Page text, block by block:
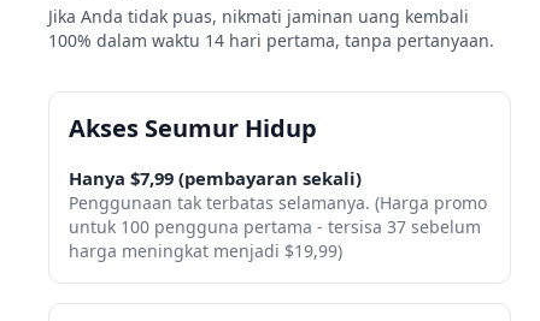
Jika Anda tidak puas, nikmati jaminan uang kembali
100% dalam waktu 14 hari pertama, tanpa pertanyaan.
Akses Seumur Hidup
Hanya $7,99 (pembayaran sekali)
Penggunaan tak terbatas selamanya. (Harga promo
untuk 100 pengguna pertama - tersisa 37 sebelum
harga meningkat menjadi $19,99)